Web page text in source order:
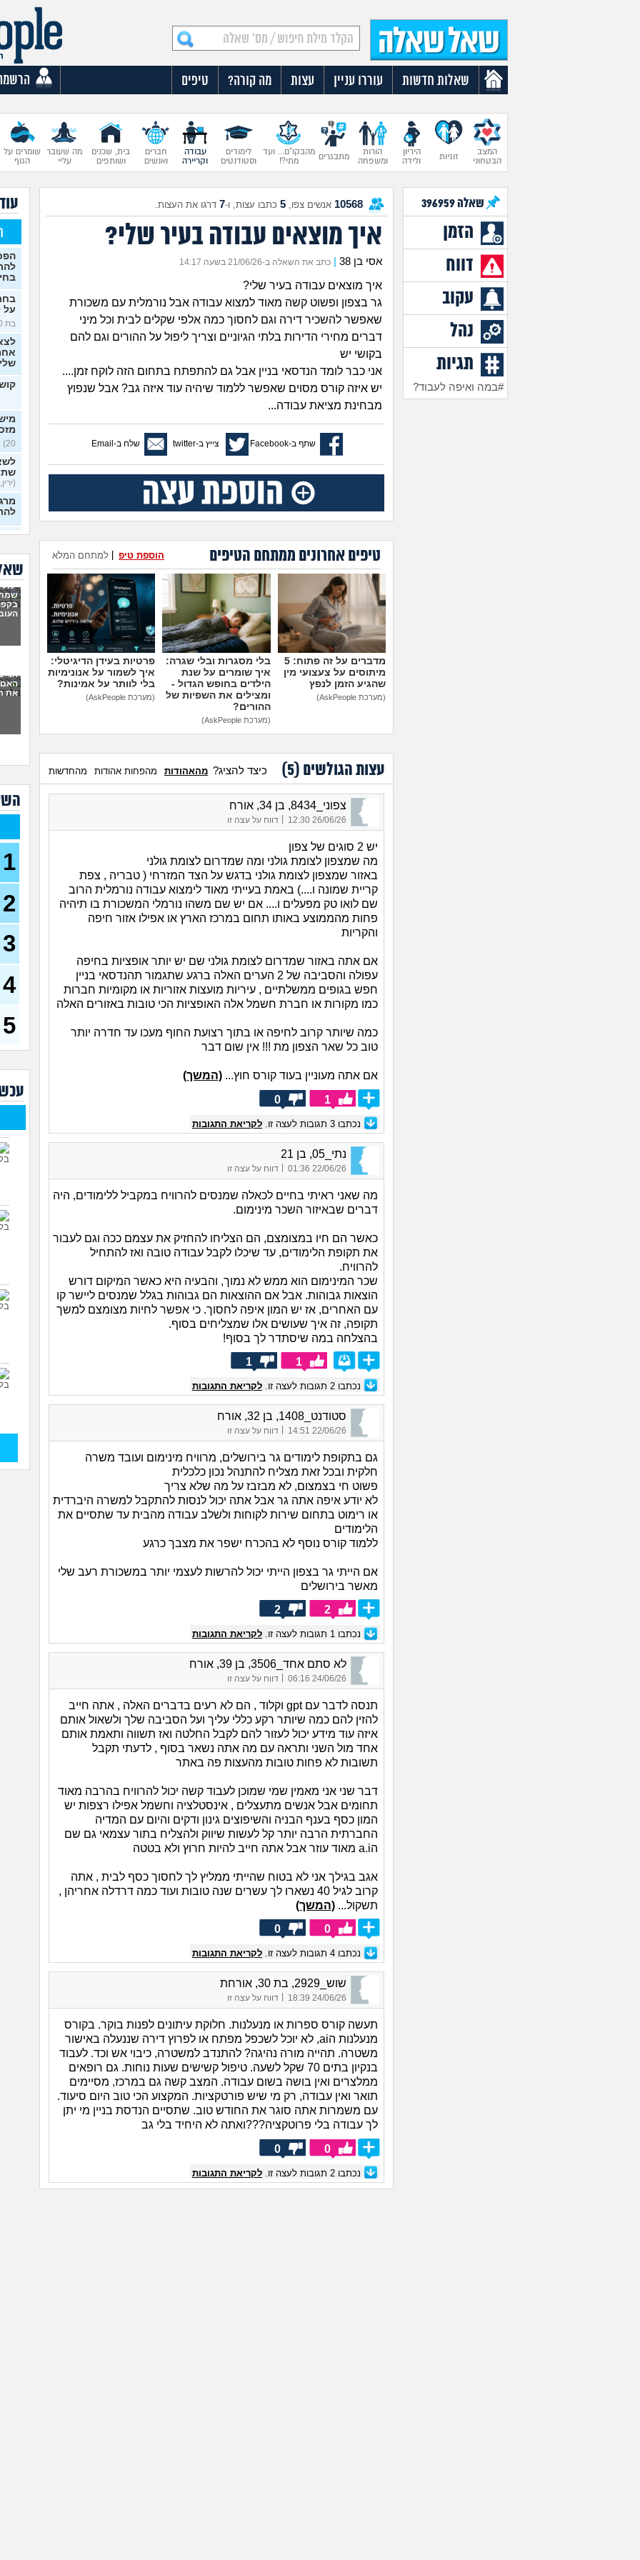
שאלות חדשות עוררו עניין עצות מה קורה? טיפים
המצב
הבטחוני
זוגיות
היריון
ולידה
הורות
ומשפחה
מתבגרים
מהבקו"ם... ועד
מתי?!
לימודים
וסטודנטים
עבודה
וקריירה
חברים
ואנשים
בית, שכנים
ושותפים
מה שעובר
עליי
שומרים על
הגוף
שאלה396959
הזמן
דווח
עקוב
נהל
תגיות
#במה ואיפה לעבוד?
10568 אנשים צפו, 5 כתבו עצות, ו-7 דרגו את העצות.
איך מוצאים עבודה בעיר שלי?
אסי בן 38 כתב את השאלה ב-21/06/26 בשעה 14:17
איך מוצאים עבודה בעיר שלי?
גר בצפון ופשוט קשה מאוד למצוא עבודה אבל נורמלית עם משכורת
שאפשר להשכיר דירה וגם לחסוך כמה אלפי שקלים לבית וכל מיני
דברים מחירי הדירות בלתי הגיוניים וצריך ליפול על ההורים וגם להם
בקושי יש
אני כבר לומד הנדסאי בניין אבל גם להתפתח בתחום הזה לוקח זמן....
יש איזה קורס מסוים שאפשר ללמוד שיהיה עוד איזה גב? אבל שנפוץ
מבחינת מציאת עבודה...
שתף ב-Facebook צייץ ב-twitter שלח ב-Email
טיפים אחרונים ממתחם הטיפים למתחם המלא הוספת טיפ
מדברים על זה פתוח: 5
מיתוסים על צעצועי מין
שהגיע הזמן לנפץ
(מערכת AskPeople)
בלי מסגרות ובלי שגרה:
איך שומרים על שנת
הילדים בחופש הגדול -
ומצילים את השפיות של
ההורים?
(מערכת AskPeople)
פרטיות בעידן הדיגיטלי:
איך לשמור על אנונימיות
בלי לוותר על אמינות?
(מערכת AskPeople)
עצות הגולשים (5
) כיצד להציג? מהאהודות מהפחות אהודות מהחדשות
צפוני_8434, בן 34, אורח
26/06/26 12:30 דווח על עצה זו
יש 2 סוגים של צפון
מה שמצפון לצומת גולני ומה שמדרום לצומת גולני
באזור שמצפון לצומת גולני בדגש על הצד המזרחי ( טבריה , צפת
קריית שמונה ו....) באמת בעייתי מאוד לימצוא עבודה נורמלית הרוב
שם לואו טק מפעלים ו.... אם יש שם משהו נורמלי המשכורת בו תיהיה
פחות מהממוצע באותו תחום במרכז הארץ או אפילו אזור חיפה
והקריות
אם אתה באזור שמדרום לצומת גולני שם יש יותר אופציות בחיפה
עפולה והסביבה של 2 הערים האלה ברגע שתגמור תהנדסאי בניין
חפש בגופים ממשלתיים , עיריות מועצות אזוריות או מקומיות חברות
כמו מקורות או חברת חשמל אלה האופציות הכי טובות באזורים האלה
כמה שיותר קרוב לחיפה או בתוך רצועת החוף מעכו עד חדרה יותר
טוב כל שאר הצפון מת !!! אין שום דבר
אם אתה מעוניין בעוד קורס חוץ... (המשך)
1
0
נכתבו 3 תגובות לעצה זו. לקריאת התגובות
נתי_05, בן 21
22/06/26 01:36
| דווח על עצה זו
מה שאני ראיתי בחיים לכאלה שמנסים להרוויח במקביל ללימודים, היה
דברים שבאיזור השכר מינימום.
כאשר הם חיו במצומצם, הם הצליחו להחזיק את עצמם ככה וגם לעבור
את תקופת הלימודים, עד שיכלו לקבל עבודה טובה ואז להתחיל
להרוויח.
שכר המינימום הוא ממש לא נמוך, והבעיה היא כאשר המיקום דורש
הוצאות גבוהות. אבל אם ההוצאות הם גבוהות בגלל שמנסים ליישר קו
עם האחרים, אז יש המון איפה לחסוך. כי אפשר לחיות מצומצם למשך
תקופה, זה איך שעושים אלו שמצליחים בסוף.
בהצלחה במה שיסתדר לך בסוף!
1
1
נכתבו 2 תגובות לעצה זו. לקריאת התגובות
סטודנט_1408, בן 32, אורח
22/06/26 14:51 דווח על עצה זו
גם בתקופת לימודים גר בירושלים, מרוויח מינימום ועובד משרה
חלקית ובכל זאת מצליח להתנהל נכון כלכלית
פשוט חי בצמצום, לא מבזבז על מה שלא צריך
לא יודע איפה אתה גר אבל אתה יכול לנסות להתקבל למשרה היברדית
או רימוט בתחום שירות לקוחות ולשלב עבודה מהבית עד שתסיים את
הלימודים
ללמוד קורס נוסף לא בהכרח ישפר את מצבך כרגע
אם הייתי גר בצפון הייתי יכול להרשות לעצמי יותר במשכורת רעב שלי
מאשר בירושלים
2
2
נכתבו 1 תגובות לעצה זו. לקריאת התגובות
לא סתם אחד_3506, בן 39, אורח
24/06/26 06:16 דווח על עצה זו
תנסה לדבר עם gpt וקלוד , הם לא רעים בדברים האלה , אתה חייב
להזין להם כמה שיותר רקע כללי עליך ועל הסביבה שלך ולשאול אותם
איזה עוד מידע יכול לעזור להם לקבל החלטה ואז תשווה ותאמת אותם
אחד מול השני ותראה עם מה אתה נשאר בסוף , לדעתי תקבל
תשובות לא פחות טובות מהעצות פה באתר
דבר שני אני מאמין שמי שמוכן לעבוד קשה יכול להרוויח בהרבה מאוד
תחומים אבל אנשים מתעצלים , אינסטלציה וחשמל אפילו רצפות יש
המון כסף בענף הבניה והשיפוצים גינון ודקים והיום עם המדיה
החברתית הרבה יותר קל לעשות שיווק ולהצליח בתור עצמאי גם שם
הa.i מאוד עוזר אבל אתה חייב להיות חרוץ ולא בטטה
אגב בגילך אני לא בטוח שהייתי ממליץ לך לחסוך כסף לבית , אתה
קרוב לגיל 40 נשארו לך עשרים שנה טובות ועוד כמה דרדלה אחריהן ,
תשקול... (המשך)
0
0
נכתבו 4 תגובות לעצה זו. לקריאת התגובות
שוש_2929, בת 30, אורחת
24/06/26 18:39 דווח על עצה זו
תעשה קורס ספרות או מנעלנות. חלוקת עיתונים לפנות בוקר. בקורס
מנעלנות הai, לא יוכל לשכפל מפתח או לפרוץ דירה שננעלה באישור
משטרה. תהייה מורה נהיגה? להתנדב למשטרה, כיבוי אש וכד. לעבוד
בנקיון בתים 70 שקל לשעה. טיפול קשישים שעות נוחות. גם רופאים
ממלצרים ואין בושה בשום עבודה. המצב קשה גם במרכז, מסיימים
תואר ואין עבודה, רק מי שיש פורטקציות. המקצוע הכי טוב היום סיעוד.
עם משמרות אתה סוגר את החודש טוב. שתסיים הנדסת בניין מי יתן
לך עבודה בלי פרוטקציה???ואתה לא היחיד בלי גב
0
0
נכתבו 2 תגובות לעצה זו. לקריאת התגובות
על
בת 30)
20)
(ירין,
20)
23)
22)
26)
אני
את
1
2
3
4
5